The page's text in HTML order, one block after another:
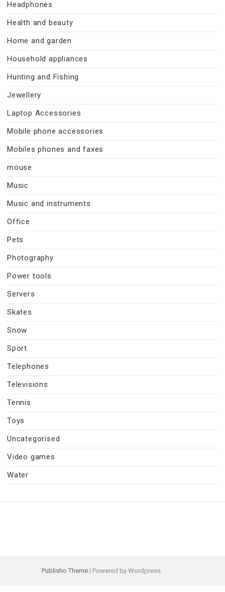
Headphones
Health and beauty
Home and garden
Household appliances
Hunting and Fishing
Jewellery
Laptop Accessories
Mobile phone accessories
Mobiles phones and faxes
mouse
Music
Music and instruments
Office
Pets
Photography
Power tools
Servers
Skates
Snow
Sport
Telephones
Televisions
Tennis
Toys
Uncategorised
Video games
Water
Publisho Theme | Powered by Wordpress